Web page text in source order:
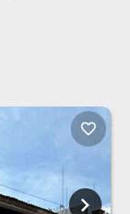
favorite_border
chevron_right